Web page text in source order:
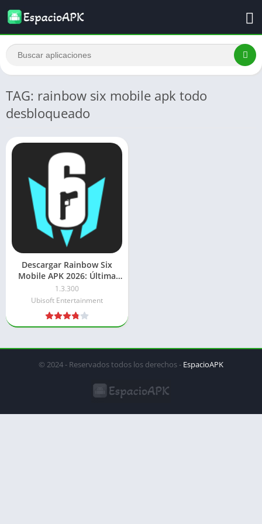
TAG: rainbow six mobile apk todo
desbloqueado
Descargar Rainbow Six
Mobile APK 2026: Última
versión
1.3.300
Ubisoft Entertainment
© 2024 - Reservados todos los derechos - EspacioAPK